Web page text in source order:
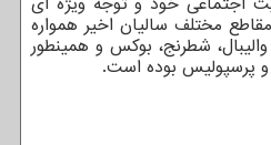
مختلف سالیان اخیر همواره
شطرنج، بوکس و همینطور
و پرسپولیس بوده است.